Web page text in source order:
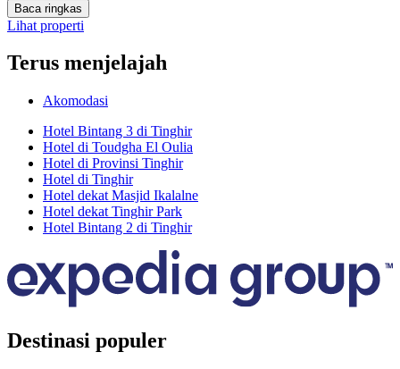
Baca ringkas
Lihat properti
Terus menjelajah
Akomodasi
Hotel Bintang 3 di Tinghir
Hotel di Toudgha El Oulia
Hotel di Provinsi Tinghir
Hotel di Tinghir
Hotel dekat Masjid Ikalalne
Hotel dekat Tinghir Park
Hotel Bintang 2 di Tinghir
Destinasi populer